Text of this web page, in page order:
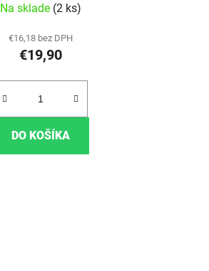
Na sklade (2 ks)
€16,18 bez DPH
€19,90
DO KOŠÍKA